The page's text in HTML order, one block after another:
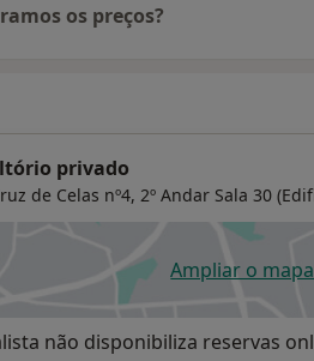
os preços?
privado
de Celas nº4, 2º Andar Sala 30
Ampliar o mapa
abre
não disponibiliza reservas